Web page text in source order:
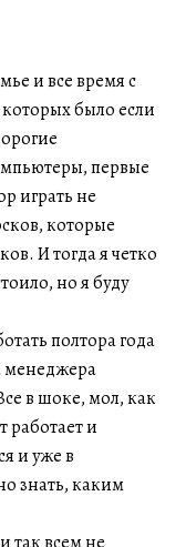
и все время с
было если
первые
играть не
которые
И тогда я четко
но я буду
полтора года
менеджера
в шоке, мол, как
работает и
и уже в
знать, каким